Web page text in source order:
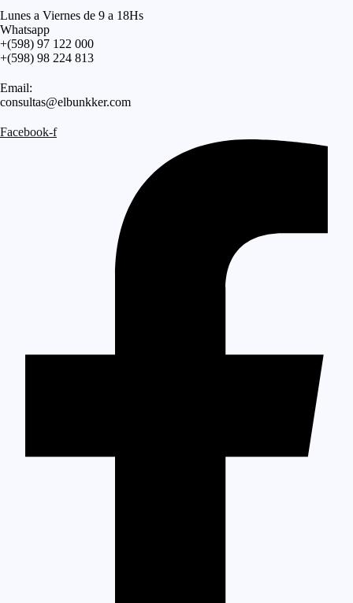
Lunes a Viernes de 9 a 18Hs
Whatsapp
+(598) 97 122 000
+(598) 98 224 813
Email:
consultas@elbunkker.com
Facebook-f